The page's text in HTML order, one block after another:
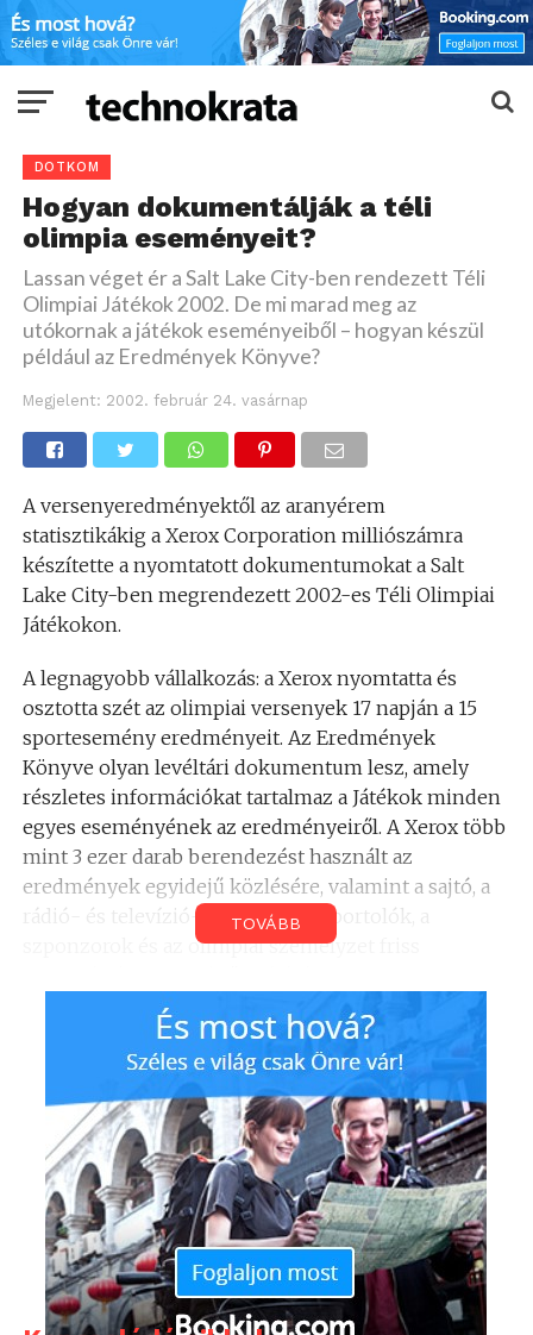
DOTKOM
Hogyan dokumentálják a téli
olimpia eseményeit?
Lassan véget ér a Salt Lake City-ben rendezett Téli
Olimpiai Játékok 2002. De mi marad meg az
utókornak a játékok eseményeiből – hogyan készül
például az Eredmények Könyve?
Megjelent: 2002. február 24. vasárnap
A versenyeredményektől az aranyérem
statisztikákig a Xerox Corporation milliószámra
készítette a nyomtatott dokumentumokat a Salt
Lake City-ben megrendezett 2002-es Téli Olimpiai
Játékokon.
A legnagyobb vállalkozás: a Xerox nyomtatta és
osztotta szét az olimpiai versenyek 17 napján a 15
sportesemény eredményeit. Az Eredmények
Könyve olyan levéltári dokumentum lesz, amely
részletes információkat tartalmaz a Játékok minden
egyes eseményének az eredményeiről. A Xerox több
mint 3 ezer darab berendezést használt az
eredmények egyidejű közlésére, valamint a sajtó, a
rádió- és televízió-társaságok, a sportolók, a
szponzorok és az olimpiai személyzet friss
A 2002. évi Téli Olimpiai Játékokon Xerox-
printerekkel, faxkészülékekkel, másolókkal,
mérnökirendszer-plotterekkel és multifunkciós
készülékekkel állították össze és küldték szét a
versenyeredményeket a ponttáblákra, az olimpiai
személyzethez, valamint a Salt Lake City-ben zajló
játékokat követően több ezer sajtószervezet
számára.
Az eredményekről készült jelentéseket – mind a 15
sportágra igazítva – digitális multifunkciós Xerox
TOVÁBB